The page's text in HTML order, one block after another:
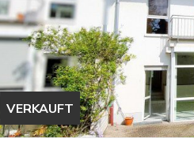
VERKAUFT